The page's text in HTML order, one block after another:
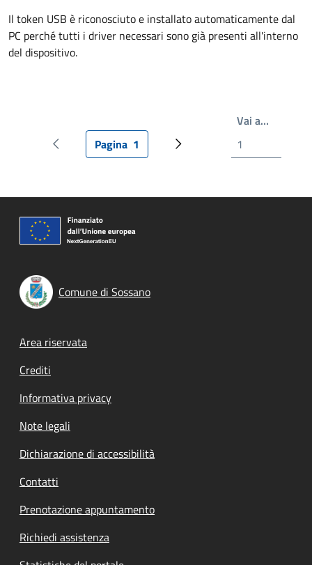
Il token USB è riconosciuto e installato automaticamente dal
PC perché tutti i driver necessari sono già presenti all'interno
del dispositivo.
Pagina precedentePagina attuale
Pagina 1 Prossima pagina
Vai a…
Comune di Sossano
Footer menu
Area riservata
Crediti
Informativa privacy
Note legali
Dichiarazione di accessibilità
Contatti
Prenotazione appuntamento
Richiedi assistenza